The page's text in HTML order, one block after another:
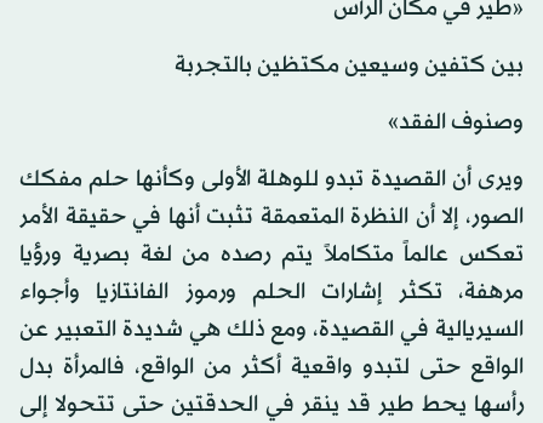
«طير في مكان الرأس
بين كتفين وسيعين مكتظين بالتجربة
وصنوف الفقد»
ويرى أن القصيدة تبدو للوهلة الأولى وكأنها حلم مفكك
الصور، إلا أن النظرة المتعمقة تثبت أنها في حقيقة الأمر
تعكس عالماً متكاملاً يتم رصده من لغة بصرية ورؤيا
مرهفة، تكثر إشارات الحلم ورموز الفانتازيا وأجواء
السيريالية في القصيدة، ومع ذلك هي شديدة التعبير عن
الواقع حتى لتبدو واقعية أكثر من الواقع، فالمرأة بدل
رأسها يحط طير قد ينقر في الحدقتين حتى تتحولا إلى